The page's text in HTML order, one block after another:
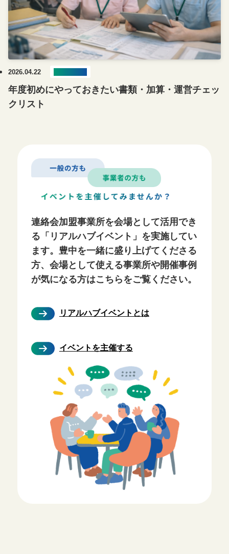
2026.04.22
年度初めにやっておきたい書類・加算・運営チェッ
クリスト
連絡会加盟事業所を会場として活用でき
る「リアルハブイベント」を実施してい
ます。豊中を一緒に盛り上げてくださる
方、会場として使える事業所や開催事例
が気になる方はこちらをご覧ください。
リアルハブイベントとは
イベントを主催する